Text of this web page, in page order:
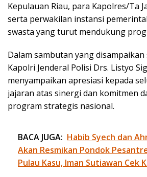
Kepulauan Riau, para Kapolres/Ta
serta perwakilan instansi
swasta yang turut mendukung
Dalam sambutan yang disampaikan
Kapolri Jenderal Polisi Drs. Listyo
menyampaikan apresiasi kepada
jajaran atas sinergi dan komitmen
program strategis nasional.
BACA JUGA: Habib Syech dan
Akan Resmikan Pondok
Pulau Kasu, Iman Sutiawan Cek